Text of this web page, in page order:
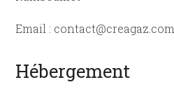
Email : contact@creagaz.com
Hébergement